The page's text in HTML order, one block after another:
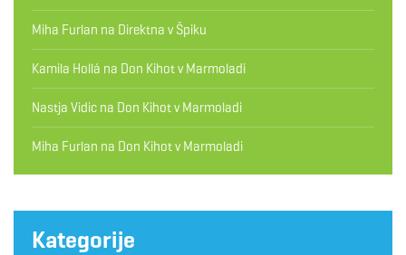
Miha Furlan na Direktna v Špiku
Kamila Hollá na Don Kihot v Marmoladi
Nastja Vidic na Don Kihot v Marmoladi
Miha Furlan na Don Kihot v Marmoladi
Kategorije